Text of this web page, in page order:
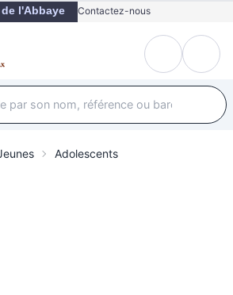
l'Abbaye Contactez-nous
Adolescents